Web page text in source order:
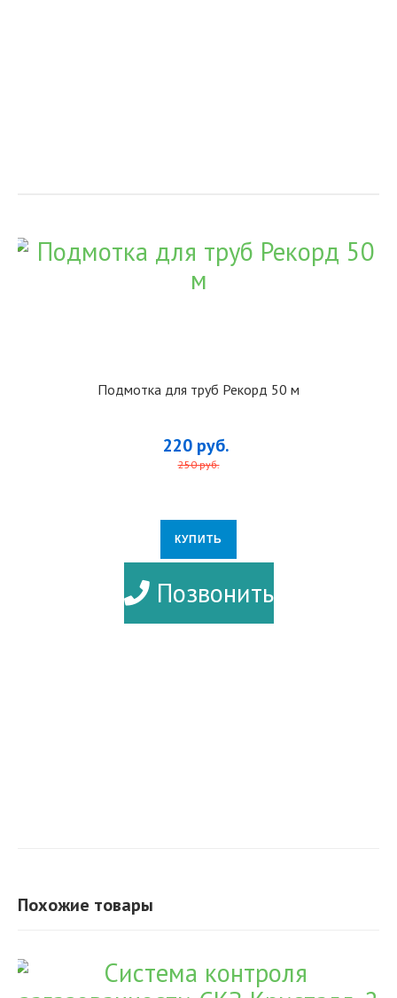
ПОДРОБНЕЕ
Подмотка для труб Рекорд 50 м
220 руб.
250 руб.
КУПИТЬ
Позвонить
Похожие товары